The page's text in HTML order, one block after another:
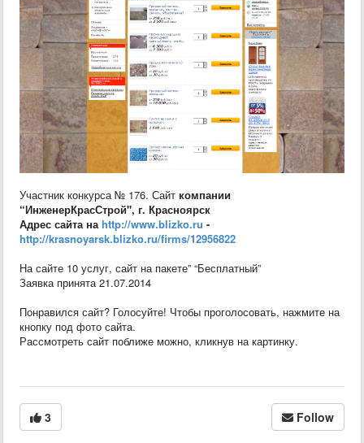
Участник конкурса № 176. Сайт компании
“ИнженерКрасСтрой", г. Красноярск
Адрес сайта на http://www.blizko.ru -
http://krasnoyarsk.blizko.ru/firms/12956822
На сайте 10 услуг, сайт на пакете” “Бесплатный”
Заявка принята 21.07.2014
Понравился сайт? Голосуйте! Чтобы проголосовать, нажмите на
кнопку под фото сайта.
Рассмотреть сайт поближе можно, кликнув на картинку.
3 Follow